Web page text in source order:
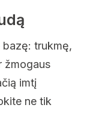
trukmę,
žmogaus
imtį
ne tik